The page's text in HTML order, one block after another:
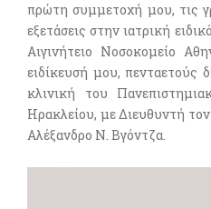
πρώτη συμμετοχή μου, τις
εξετάσεις στην ιατρική
Αιγινήτειο Νοσοκομείο
ειδίκευσή μου, πενταετούς
κλινική του
Ηρακλείου, με Διευθυντή
Αλέξανδρο Ν. Βγόντζα.